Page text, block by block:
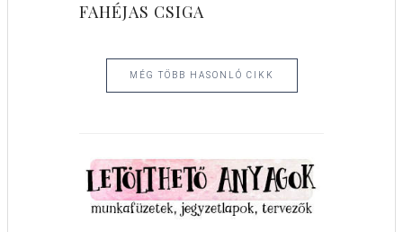
FAHÉJAS CSIGA
MÉG TÖBB HASONLÓ CIKK